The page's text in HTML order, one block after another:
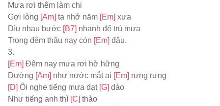
Mưa rơi thêm làm chi
Gợi lòng [Am] ta nhớ năm [Em] xưa
Dìu nhau bước [B7] nhanh để trú mưa
Trong đêm thâu nay còn [Em] đâu.
3.
[Em] Đêm nay mưa rơi hờ hững
Dường [Am] như nước mắt ai [Em] rưng rưng
[D] Ôi nghe tiếng mưa dạt [G] dào
Như tiếng anh thì [C] thào